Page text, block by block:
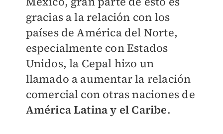
gracias a la relación con los
países de América del Norte,
especialmente con Estados
Unidos, la Cepal hizo un
llamado a aumentar la relación
comercial con otras naciones de
América Latina y el Caribe.